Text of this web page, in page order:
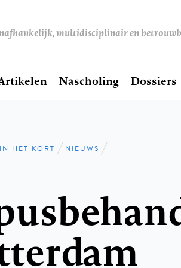
multidisciplinair en
Nascholing Dossiers
IN HET KORT NIEUWS